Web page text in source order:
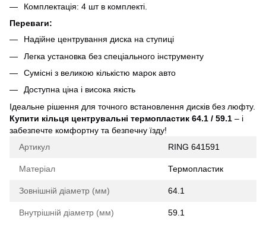
Комплектація: 4 шт в комплекті.
Переваги:
Надійне центрування диска на ступиці
Легка установка без спеціального інструменту
Сумісні з великою кількістю марок авто
Доступна ціна і висока якість
Ідеальне рішення для точного встановлення дисків без люфту.
Купити кільця центрувальні термопластик 64.1 / 59.1 – і
забезпечте комфортну та безпечну їзду!
Артикул
RING 641591
Матеріал Термопластик
Зовнішній діаметр (мм) 64.1
Внутрішній діаметр (мм) 59.1